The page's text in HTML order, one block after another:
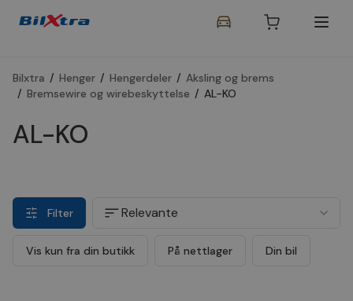
Bilxtra / Henger / Hengerdeler / Aksling og brems
/ Bremsewire og wirebeskyttelse / AL-KO
AL-KO
Filter Relevante
Vis kun fra din butikk På nettlager Din bil